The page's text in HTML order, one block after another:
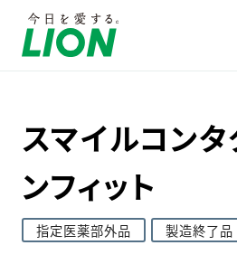
スマイルコンタ
ンフィット
指定医薬部外品 製造終了品